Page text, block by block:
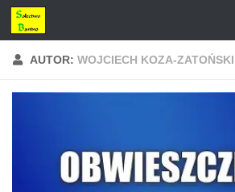
Przejdź do treści
AUTOR: WOJCIECH KOZA-ZATOŃSKI